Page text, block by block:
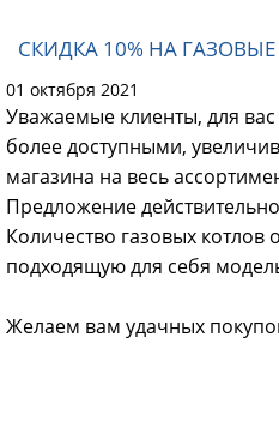
СКИДКА 10% НА
01 октября 2021
Уважаемые клиенты, для
более доступными,
магазина на весь
Предложение
Количество газовых котлов
подходящую для себя
Желаем вам удачных